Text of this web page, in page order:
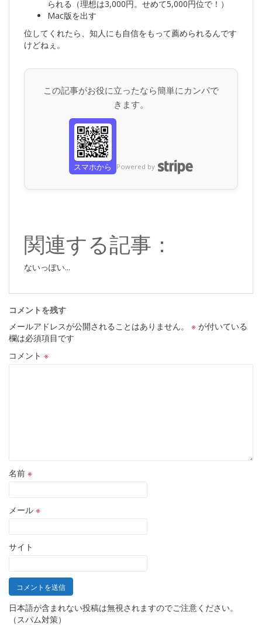
られる（理想は3,000円。せめて5,000円位で！）
Mac版を出す
位してくれたら、知人にも自信をもって薦められるんです
けどねぇ。
この記事がお役に立ったなら簡単にカンパで
きます。
スマホから Powered by
関連する記事：
ないっぽい...
コメントを残す
メールアドレスが公開されることはありません。
※ が付いている
欄は必須項目です
コメント ※
名前 ※
メール ※
サイト
日本語が含まれない投稿は無視されますのでご注意ください。
（スパム対策）